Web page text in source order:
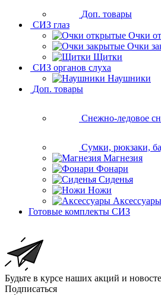
Доп. товары
СИЗ глаз
Очки
Очки
Щитки
СИЗ органов слуха
Наушники
Доп. товары
Снежно-ледовое
Сумки, рюкзаки,
Магнезия
Фонари
Сиденья
Ножи
Аксессуары
Готовые комплекты СИЗ
Будьте в курсе наших акций и
Подписаться